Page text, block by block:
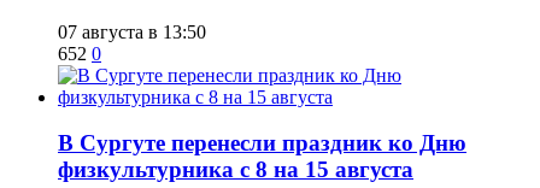
07 августа в 13:50
652 0
​В Сургуте перенесли праздник ко Дню
физкультурника с 8 на 15 августа